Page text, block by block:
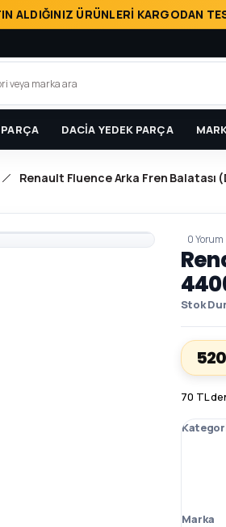
ALDIĞINIZ ÜRÜNLERİ KARGODAN
DACİA YEDEK PARÇA
Renault Fluence Arka Fren Balatası
0 Yorum
Stok
70 TL
Marka